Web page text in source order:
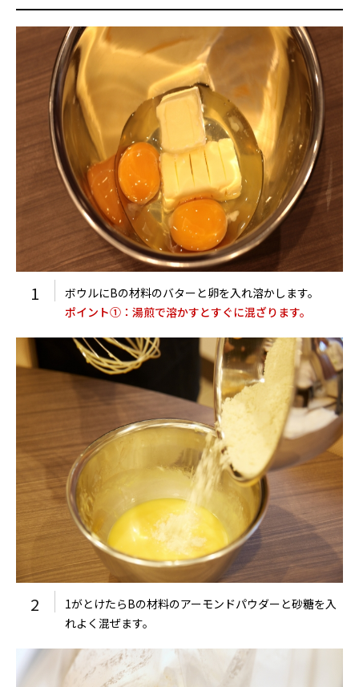
1
ボウルにBの材料のバターと卵を入れ溶かします。
ポイント①：湯煎で溶かすとすぐに混ざります。
2
1がとけたらBの材料のアーモンドパウダーと砂糖を入
れよく混ぜます。